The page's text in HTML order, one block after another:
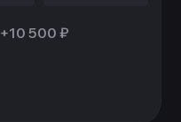
+10 500 ₽